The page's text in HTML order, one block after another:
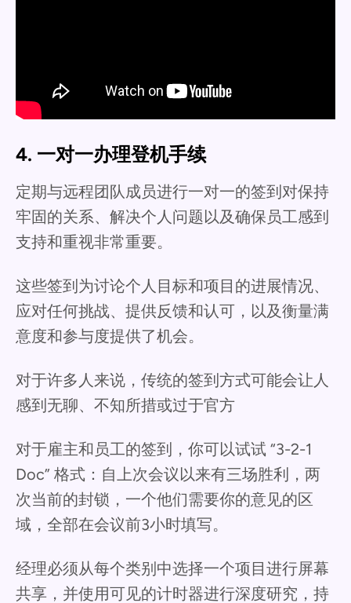
4. 一对一办理登机手续
定期与远程团队成员进行一对一的签到对保持
牢固的关系、解决个人问题以及确保员工感到
支持和重视非常重要。
这些签到为讨论个人目标和项目的进展情况、
应对任何挑战、提供反馈和认可，以及衡量满
意度和参与度提供了机会。
对于许多人来说，传统的签到方式可能会让人
感到无聊、不知所措或过于官方
对于雇主和员工的签到，你可以试试 “3-2-1
Doc” 格式：自上次会议以来有三场胜利，两
次当前的封锁，一个他们需要你的意见的区
域，全部在会议前3小时填写。
经理必须从每个类别中选择一个项目进行屏幕
共享，并使用可见的计时器进行深度研究，持